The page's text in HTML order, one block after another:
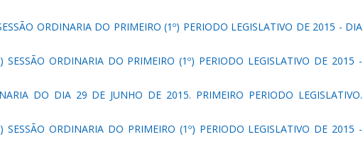
ORDINARIA DO PRIMEIRO (1º) PERIODO LEGISLATIVO DE 2015 - DIA
ORDINARIA DO PRIMEIRO (1º) PERIODO LEGISLATIVO DE 2015 -
DO DIA 29 DE JUNHO DE 2015. PRIMEIRO PERIODO LEGISLATIVO.
ORDINARIA DO PRIMEIRO (1º) PERIODO LEGISLATIVO DE 2015 -